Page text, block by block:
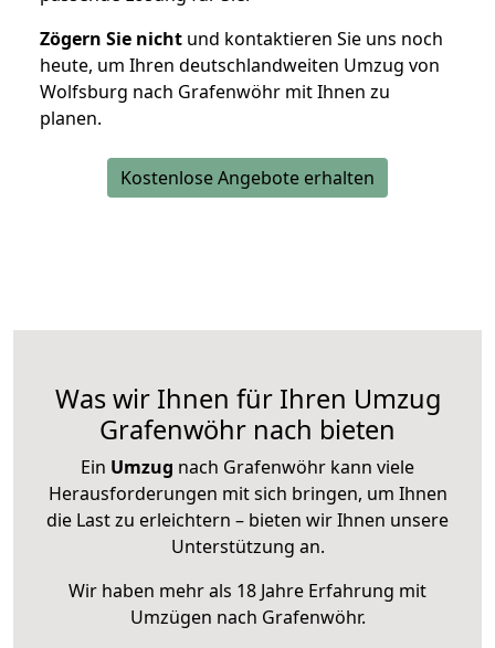
Zögern Sie nicht und kontaktieren Sie uns noch
heute, um Ihren deutschlandweiten Umzug von
Wolfsburg nach Grafenwöhr mit Ihnen zu
planen.
Kostenlose Angebote erhalten
Was wir Ihnen für Ihren Umzug
Grafenwöhr nach bieten
Ein Umzug nach Grafenwöhr kann viele
Herausforderungen mit sich bringen, um Ihnen
die Last zu erleichtern – bieten wir Ihnen unsere
Unterstützung an.
Wir haben mehr als 18 Jahre Erfahrung mit
Umzügen nach Grafenwöhr.